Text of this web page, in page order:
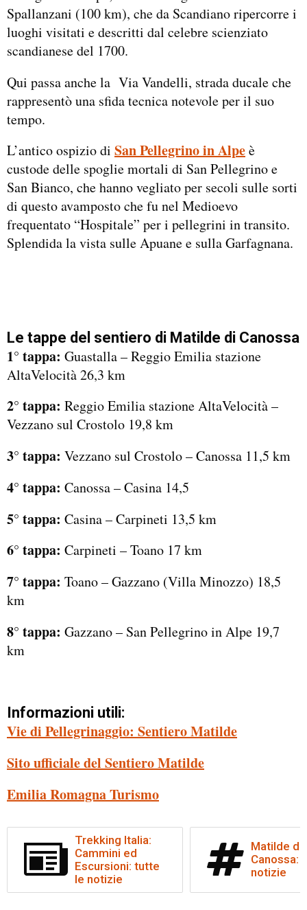
Spallanzani (100 km), che da Scandiano ripercorre i
luoghi visitati e descritti dal celebre scienziato
scandianese del 1700.
Qui passa anche la Via Vandelli, strada ducale che
rappresentò una sfida tecnica notevole per il suo
tempo.
L’antico ospizio di San Pellegrino in Alpeè
custode delle spoglie mortali di San Pellegrino e
San Bianco, che hanno vegliato per secoli sulle sorti
di questo avamposto che fu nel Medioevo
frequentato “Hospitale” per i pellegrini in transito.
Splendida la vista sulle Apuane e sulla Garfagnana.
Le tappe del sentiero di Matilde di Canossa
1° tappa: Guastalla – Reggio Emilia stazione
AltaVelocità 26,3 km
2° tappa: Reggio Emilia stazione AltaVelocità –
Vezzano sul Crostolo 19,8 km
3° tappa: Vezzano sul Crostolo – Canossa 11,5 km
4° tappa: Canossa – Casina 14,5
5° tappa: Casina – Carpineti 13,5 km
6° tappa: Carpineti – Toano 17 km
7° tappa: Toano – Gazzano (Villa Minozzo) 18,5
km
8° tappa: Gazzano – San Pellegrino in Alpe 19,7
km
Informazioni utili:
Vie di Pellegrinaggio: Sentiero Matilde
Sito ufficiale del Sentiero Matilde
Emilia Romagna Turismo
Trekking Italia:
Cammini ed
Escursioni: tutte
le notizie
Matilde di
Canossa:
notizie